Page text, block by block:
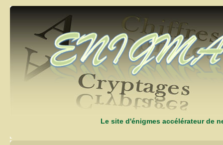
Le site d'énigmes accélérateur de